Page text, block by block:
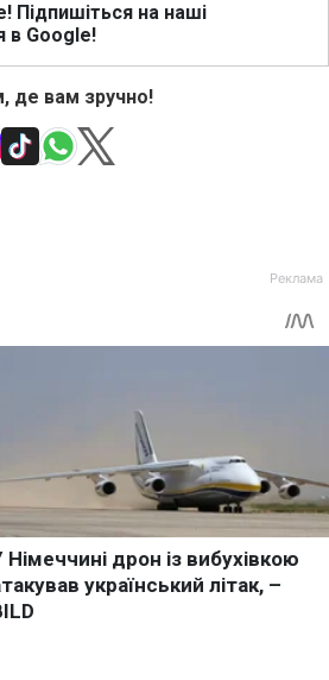
Підпишіться на наші
в Google!
де вам зручно!